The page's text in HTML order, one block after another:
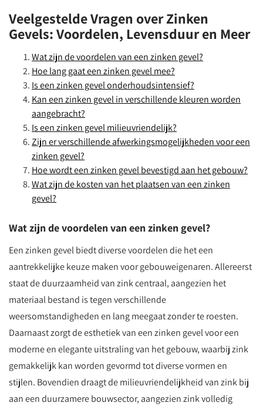
Veelgestelde Vragen over Zinken
Gevels: Voordelen, Levensduur en Meer
Wat zijn de voordelen van een zinken gevel?
Hoe lang gaat een zinken gevel mee?
Is een zinken gevel onderhoudsintensief?
Kan een zinken gevel in verschillende kleuren worden
aangebracht?
Is een zinken gevel milieuvriendelijk?
Zijn er verschillende afwerkingsmogelijkheden voor een
zinken gevel?
Hoe wordt een zinken gevel bevestigd aan het gebouw?
Wat zijn de kosten van het plaatsen van een zinken
gevel?
Wat zijn de voordelen van een zinken gevel?
Een zinken gevel biedt diverse voordelen die het een
aantrekkelijke keuze maken voor gebouweigenaren. Allereerst
staat de duurzaamheid van zink centraal, aangezien het
materiaal bestand is tegen verschillende
weersomstandigheden en lang meegaat zonder te roesten.
Daarnaast zorgt de esthetiek van een zinken gevel voor een
moderne en elegante uitstraling van het gebouw, waarbij zink
gemakkelijk kan worden gevormd tot diverse vormen en
stijlen. Bovendien draagt de milieuvriendelijkheid van zink bij
aan een duurzamere bouwsector, aangezien zink volledig